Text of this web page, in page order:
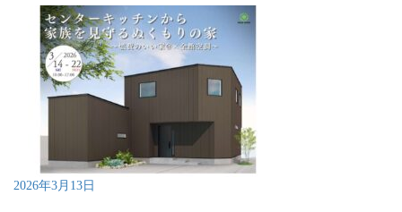
2026年3月13日